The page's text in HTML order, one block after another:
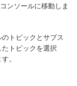
ンソールに移動しま
トピックとサブス
トピックを選択
。